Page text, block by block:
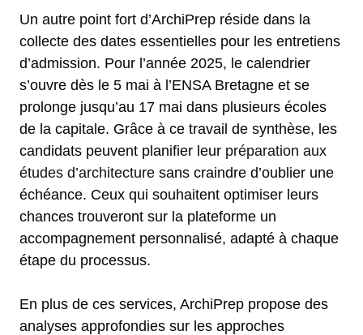
Un autre point fort d’ArchiPrep réside dans la
collecte des dates essentielles pour les entretiens
d’admission. Pour l’année 2025, le calendrier
s’ouvre dès le 5 mai à l’ENSA Bretagne et se
prolonge jusqu’au 17 mai dans plusieurs écoles
de la capitale. Grâce à ce travail de synthèse, les
candidats peuvent planifier leur préparation aux
études d’architecture sans craindre d’oublier une
échéance. Ceux qui souhaitent optimiser leurs
chances trouveront sur la plateforme un
accompagnement personnalisé, adapté à chaque
étape du processus.
En plus de ces services, ArchiPrep propose des
analyses approfondies sur les approches